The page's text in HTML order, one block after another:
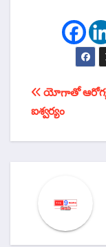
టపా
నావిగేషన్
యోగాతో
ఐశ్వర్యం